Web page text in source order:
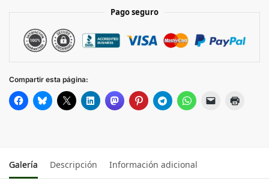
Pago seguro
Compartir esta página:
Galería Descripción Información adicional